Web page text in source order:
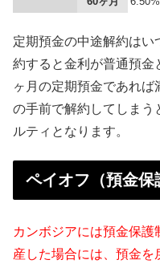
定期預金の中途解約は
約すると金利が普通預金
ヶ月の定期預金であれば
の手前で解約してしまう
ルティとなります。
ペイオフ（預金
カンボジアには預金保護
産した場合には、預金を